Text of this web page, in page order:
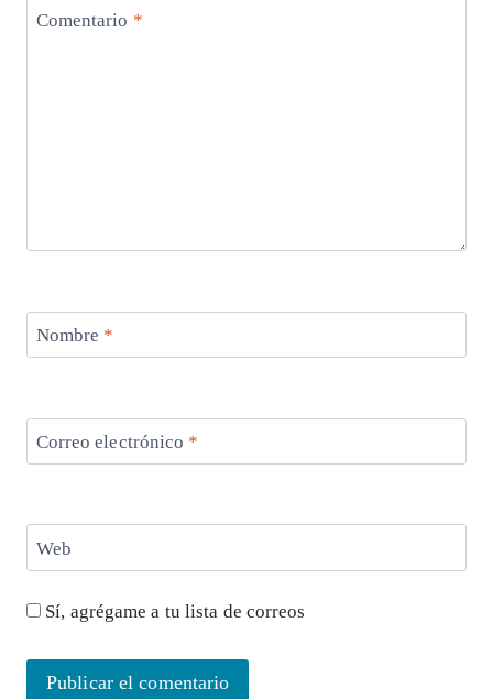
Comentario *
Nombre *
Correo electrónico *
Web
Sí, agrégame a tu lista de correos